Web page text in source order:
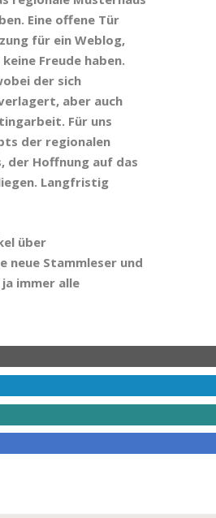
Eine offene Tür
für ein Weblog,
Freude haben.
der sich
aber auch
Für uns
der regionalen
Hoffnung auf das
Langfristig
über
neue Stammleser und
immer alle